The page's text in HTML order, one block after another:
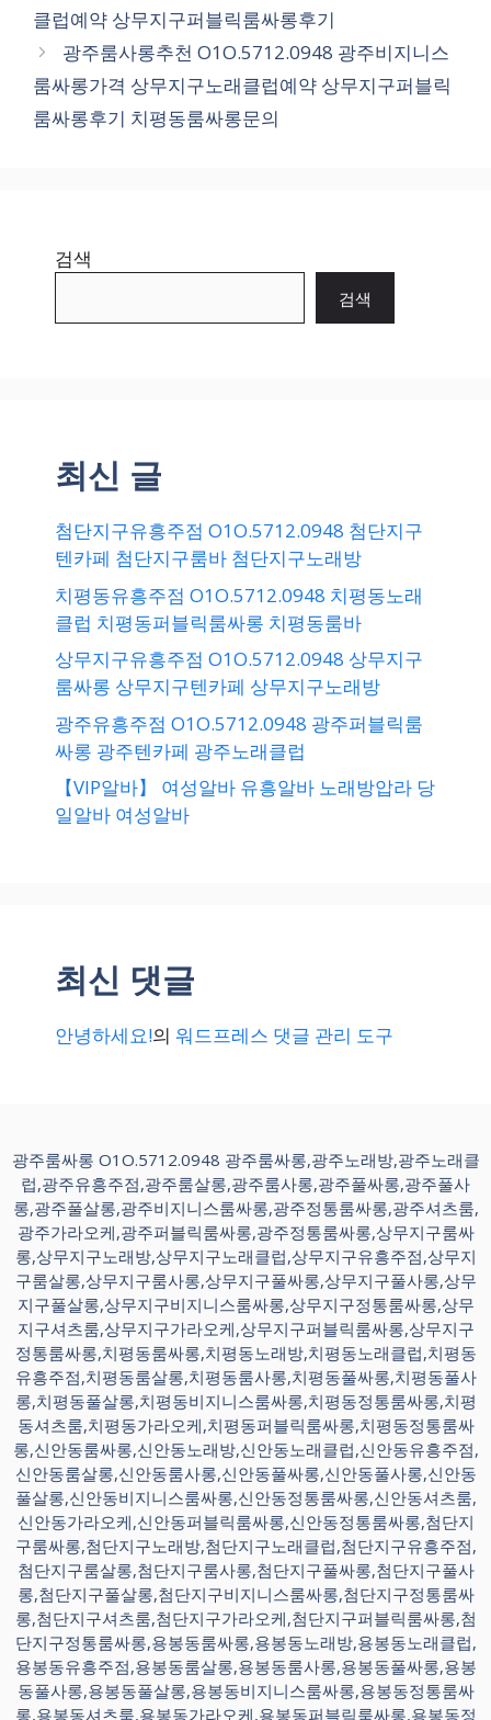
클럽예약 상무지구퍼블릭룸싸롱후기
광주룸사롱추천 O1O.5712.0948 광주비지니스
룸싸롱가격 상무지구노래클럽예약 상무지구퍼블릭
룸싸롱후기 치평동룸싸롱문의
검색
검색
최신 글
첨단지구유흥주점 O1O.5712.0948 첨단지구
텐카페 첨단지구룸바 첨단지구노래방
치평동유흥주점 O1O.5712.0948 치평동노래
클럽 치평동퍼블릭룸싸롱 치평동룸바
상무지구유흥주점 O1O.5712.0948 상무지구
룸싸롱 상무지구텐카페 상무지구노래방
광주유흥주점 O1O.5712.0948 광주퍼블릭룸
싸롱 광주텐카페 광주노래클럽
【VIP알바】 여성알바 유흥알바 노래방압라 당
일알바 여성알바
최신 댓글
안녕하세요!의 워드프레스 댓글 관리 도구
광주룸싸롱 O1O.5712.0948 광주룸싸롱,광주노래방,광주노래클
럽,광주유흥주점,광주룸살롱,광주룸사롱,광주풀싸롱,광주풀사
롱,광주풀살롱,광주비지니스룸싸롱,광주정통룸싸롱,광주셔츠룸,
광주가라오케,광주퍼블릭룸싸롱,광주정통룸싸롱,상무지구룸싸
롱,상무지구노래방,상무지구노래클럽,상무지구유흥주점,상무지
구룸살롱,상무지구룸사롱,상무지구풀싸롱,상무지구풀사롱,상무
지구풀살롱,상무지구비지니스룸싸롱,상무지구정통룸싸롱,상무
지구셔츠룸,상무지구가라오케,상무지구퍼블릭룸싸롱,상무지구
정통룸싸롱,치평동룸싸롱,치평동노래방,치평동노래클럽,치평동
유흥주점,치평동룸살롱,치평동룸사롱,치평동풀싸롱,치평동풀사
롱,치평동풀살롱,치평동비지니스룸싸롱,치평동정통룸싸롱,치평
동셔츠룸,치평동가라오케,치평동퍼블릭룸싸롱,치평동정통룸싸
롱,신안동룸싸롱,신안동노래방,신안동노래클럽,신안동유흥주점,
신안동룸살롱,신안동룸사롱,신안동풀싸롱,신안동풀사롱,신안동
풀살롱,신안동비지니스룸싸롱,신안동정통룸싸롱,신안동셔츠룸,
신안동가라오케,신안동퍼블릭룸싸롱,신안동정통룸싸롱,첨단지
구룸싸롱,첨단지구노래방,첨단지구노래클럽,첨단지구유흥주점,
첨단지구룸살롱,첨단지구룸사롱,첨단지구풀싸롱,첨단지구풀사
롱,첨단지구풀살롱,첨단지구비지니스룸싸롱,첨단지구정통룸싸
롱,첨단지구셔츠룸,첨단지구가라오케,첨단지구퍼블릭룸싸롱,첨
단지구정통룸싸롱,용봉동룸싸롱,용봉동노래방,용봉동노래클럽,
용봉동유흥주점,용봉동룸살롱,용봉동룸사롱,용봉동풀싸롱,용봉
동풀사롱,용봉동풀살롱,용봉동비지니스룸싸롱,용봉동정통룸싸
롱,용봉동셔츠룸,용봉동가라오케,용봉동퍼블릭룸싸롱,용봉동정